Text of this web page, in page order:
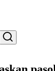
Search